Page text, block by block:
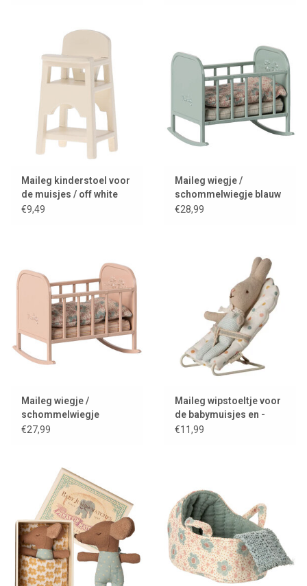
Maileg kinderstoel voor
de muisjes / off white
€9,49
Maileg wiegje /
schommelwiegje blauw
mint
€28,99
Maileg wiegje /
schommelwiegje
lichtroze
€27,99
Maileg wipstoeltje voor
de babymuisjes en -
konijntjes / my / multi
€11,99